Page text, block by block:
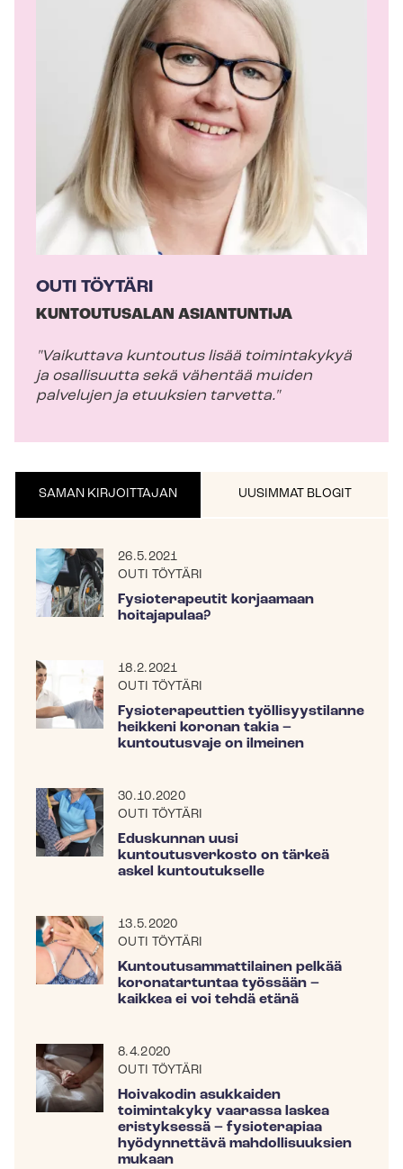
OUTI TÖYTÄRI
KUNTOUTUSALAN ASIANTUNTIJA
"Vaikuttava kuntoutus lisää toimintakykyä
ja osallisuutta sekä vähentää muiden
palvelujen ja etuuksien tarvetta."
SAMAN KIRJOITTAJAN UUSIMMAT BLOGIT
26.5.2021
OUTI TÖYTÄRI
Fysioterapeutit korjaamaan
hoitajapulaa?
18.2.2021
OUTI TÖYTÄRI
Fysioterapeuttien työllisyystilanne
heikkeni koronan takia –
kuntoutusvaje on ilmeinen
30.10.2020
OUTI TÖYTÄRI
Eduskunnan uusi
kuntoutusverkosto on tärkeä
askel kuntoutukselle
13.5.2020
OUTI TÖYTÄRI
Kun­tou­tusam­mat­ti­lai­nen pelkää
koronatartuntaa työssään –
kaikkea ei voi tehdä etänä
8.4.2020
OUTI TÖYTÄRI
Hoivakodin asukkaiden
toimintakyky vaarassa laskea
eristyksessä – fysioterapiaa
hyödynnettävä mahdollisuuksien
mukaan